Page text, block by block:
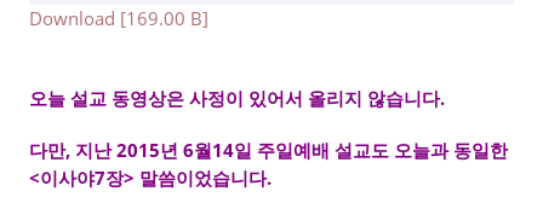
Download [169.00 B]
오늘 설교 동영상은 사정이 있어서 올리지 않습니다.
다만, 지난 2015년 6월14일 주일예배 설교도 오늘과 동일한
<이사야7장> 말씀이었습니다.